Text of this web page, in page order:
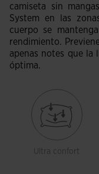
camiseta sin
System en las
cuerpo se
rendimiento.
apenas notes que la
óptima.
Ultra confort